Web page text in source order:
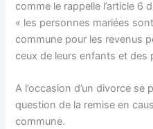
comme le rappelle l’article 6
« les personnes mariées
commune pour les revenus
ceux de leurs enfants et des
A l’occasion d’un divorce se
question de la remise en
commune.